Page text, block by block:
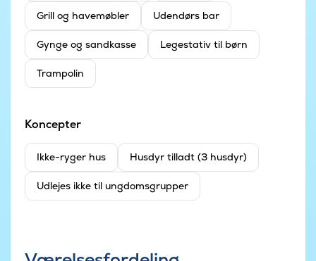
Grill og havemøbler Udendørs bar
Gynge og sandkasse Legestativ til børn
Trampolin
Koncepter
Ikke-ryger hus Husdyr tilladt (3 husdyr)
Udlejes ikke til ungdomsgrupper